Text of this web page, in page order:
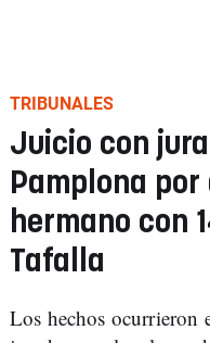
TRIBUNALES
Juicio con
Pamplona
hermano con
Tafalla
Los hechos ocurrieron